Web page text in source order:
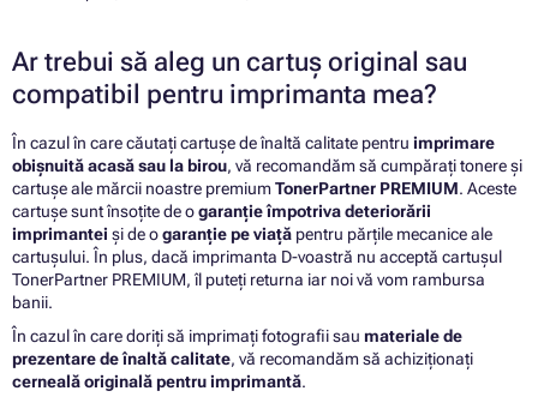
Ar trebui să aleg un cartuș original sau
compatibil pentru imprimanta mea?
În cazul în care căutați cartușe de înaltă calitate pentru imprimare
obișnuită acasă sau la birou, vă recomandăm să cumpărați tonere și
cartușe ale mărcii noastre premiumTonerPartner PREMIUM. Aceste
cartușe sunt însoțite de ogaranție împotriva deteriorării
imprimantei și de ogaranție pe viață pentru părțile mecanice ale
cartușului. În plus, dacă imprimanta D-voastră nu acceptă cartușul
TonerPartner PREMIUM, îl puteți returna iar noi vă vom rambursa
banii.
În cazul în care doriți să imprimați fotografii sau materiale de
prezentare de înaltă calitate, vă recomandăm să achiziționați
cerneală originală pentru imprimantă.